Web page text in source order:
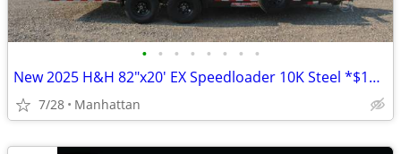
• • • • • • • •
New 2025 H&H 82"x20' EX Speedloader 10K Steel *$157/Month OAC $0 Down*
7/28 Manhattan